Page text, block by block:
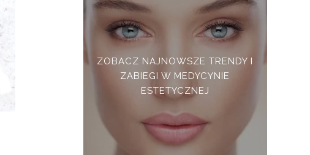
ZOBACZ NAJNOWSZE TRENDY I
ZABIEGI W MEDYCYNIE
ESTETYCZNEJ